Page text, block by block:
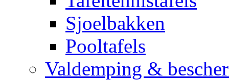
Sjoelbakken
Pooltafels
Valdemping &